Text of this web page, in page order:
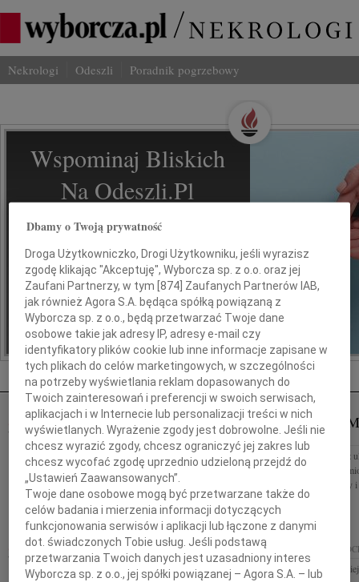
Nekrologi Odeszli Poradnik pogrzebowy
Wspominaj Bliskich
Na Odeszli.pl
Jak ich zapamiętaliśmy? Serwis
możliwość stworzenia unikalnego
wspomnienia. Dziel się nim z rodziną i
przyjaciółmi.
*ogłoszenie
Nekrologi Wrocław
MIECZYSŁAWA PĘKACZ
07.08.2026WROCŁAW
Dnia 25 lipca 2026 roku zmarła Mieczysława Pękacz
ukochana Mama, Babcia i Teściowa pedagog i
nauczyciel Msza święta żałobna odprawiona zostanie
17 sierpnia 2026 roku o godzinie...
HUBERT
WROCŁAW
Nie mów nic: już
rozumiem
tu nie dolatują
i...
LUCYNA WRÓBEL 06.08.2026
WROCŁAW
Annie
Dbamy o Twoją prywatność
Droga Użytkowniczko, Drogi Użytkowniku, jeśli wyrazisz
zgodę klikając "Akceptuję", Wyborcza sp. z o.o. oraz jej
Zaufani Partnerzy, w tym [874] Zaufanych Partnerów IAB,
jak również Agora S.A. będąca spółką powiązaną z
Wyborcza sp. z o.o., będą przetwarzać Twoje dane
osobowe takie jak adresy IP, adresy e-mail czy
identyfikatory plików cookie lub inne informacje zapisane w
tych plikach do celów marketingowych, w szczególności
na potrzeby wyświetlania reklam dopasowanych do
Twoich zainteresowań i preferencji w swoich serwisach,
aplikacjach i w Internecie lub personalizacji treści w nich
wyświetlanych. Wyrażenie zgody jest dobrowolne. Jeśli nie
chcesz wyrazić zgody, chcesz ograniczyć jej zakres lub
chcesz wycofać zgodę uprzednio udzieloną przejdź do
„Ustawień Zaawansowanych”.
Twoje dane osobowe mogą być przetwarzane także do
celów badania i mierzenia informacji dotyczących
funkcjonowania serwisów i aplikacji lub łączone z danymi
dot. świadczonych Tobie usług. Jeśli podstawą
przetwarzania Twoich danych jest uzasadniony interes
Wyborcza sp. z o.o., jej spółki powiązanej – Agora S.A. – lub